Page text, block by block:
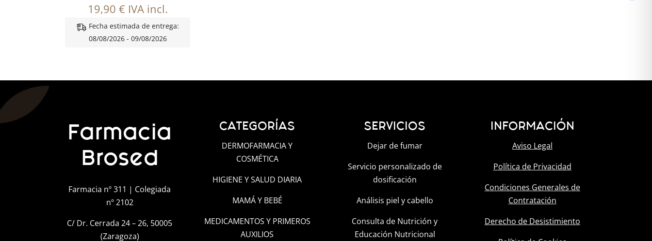
19,90 € IVA incl.
Fecha estimada de entrega:
08/08/2026 - 09/08/2026
Farmacia
Brosed
Farmacia nº 311 | Colegiada
nº 2102
C/ Dr. Cerrada 24 – 26, 50005
(Zaragoza)
CATEGORÍAS
DERMOFARMACIA Y
COSMÉTICA
HIGIENE Y SALUD DIARIA
MAMÁ Y BEBÉ
MEDICAMENTOS Y PRIMEROS
AUXILIOS
SERVICIOS
Dejar de fumar
Servicio personalizado de
dosificación
Análisis piel y cabello
Consulta de Nutrición y
Educación Nutricional
INFORMACIÓN
Aviso Legal
Política de Privacidad
Condiciones Generales de
Contratación
Derecho de Desistimiento